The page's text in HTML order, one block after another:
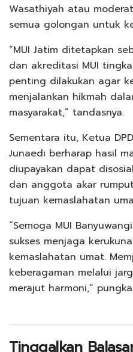
Wasathiyah atau
semua golongan untuk
“MUI Jatim ditetapkan
dan akreditasi MUI
penting dilakukan agar
menjalankan hikmah
masyarakat,” tandasnya.
Sementara itu, Ketua
Junaedi berharap hasil
diupayakan dapat
dan anggota akar
tujuan kemaslahatan
“Semoga MUI
sukses menjaga
kemaslahatan umat.
keberagaman melalui
merajut harmoni,”
Tinggalkan